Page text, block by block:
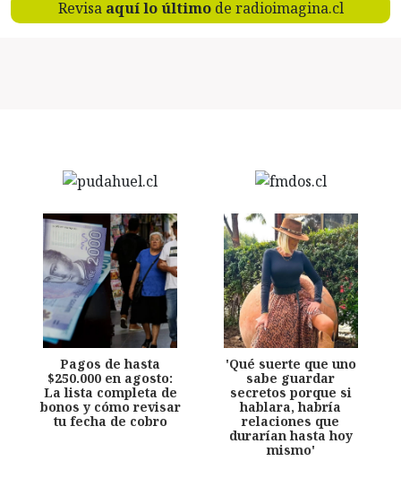
Revisa aquí lo últimode radioimagina.cl
Pagos de hasta
$250.000 en agosto:
La lista completa de
bonos y cómo revisar
tu fecha de cobro
'Qué suerte que uno
sabe guardar
secretos porque si
hablara, habría
relaciones que
durarían hasta hoy
mismo'